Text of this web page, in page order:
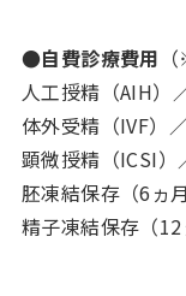
●自費診療費用
人工授精（AIH）
体外受精（IVF）
顕微授精（ICSI
胚凍結保存（6ヵ
精子凍結保存（